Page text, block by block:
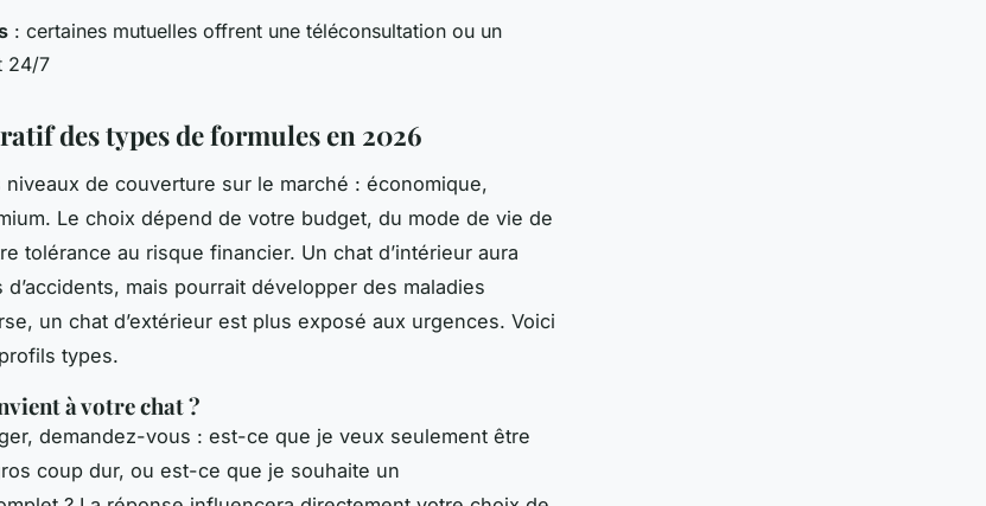
: certaines mutuelles offrent une téléconsultation ou un
24/7
des types de formules en 2026
de couverture sur le marché : économique,
Le choix dépend de votre budget, du mode de vie de
tolérance au risque financier. Un chat d’intérieur aura
mais pourrait développer des maladies
un chat d’extérieur est plus exposé aux urgences. Voici
types.
à votre chat ?
demandez-vous : est-ce que je veux seulement être
coup dur, ou est-ce que je souhaite un